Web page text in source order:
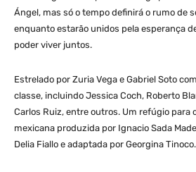
Ángel, mas só o tempo definirá o rumo de
enquanto estarão unidos pela esperança
poder viver juntos.
Estrelado por Zuria Vega e Gabriel Soto
classe, incluindo Jessica Coch, Roberto
Carlos Ruiz, entre outros. Um refúgio para
mexicana produzida por Ignacio Sada
Delia Fiallo e adaptada por Georgina Tinoco.